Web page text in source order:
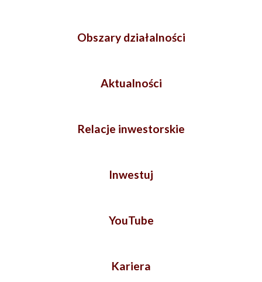
Obszary działalności
Aktualności
Relacje inwestorskie
Inwestuj
YouTube
Kariera